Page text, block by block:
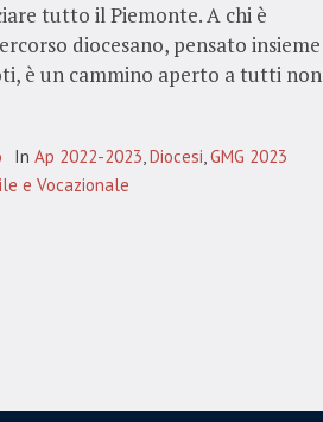
tutto il Piemonte. A chi è
diocesano, pensato insieme
è un cammino aperto a tutti non
In Ap 2022-2023,Diocesi,GMG 2023
e Vocazionale